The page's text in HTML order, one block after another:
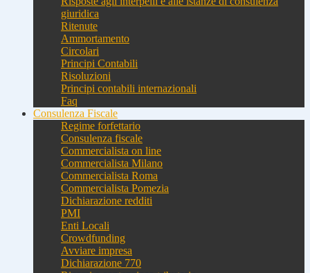
giuridica
Ritenute
Ammortamento
Circolari
Principi Contabili
Risoluzioni
Principi contabili internazionali
Faq
Consulenza Fiscale
Regime forfettario
Consulenza fiscale
Commercialista on line
Commercialista Milano
Commercialista Roma
Commercialista Pomezia
Dichiarazione redditi
PMI
Enti Locali
Crowdfunding
Avviare impresa
Dichiarazione 770